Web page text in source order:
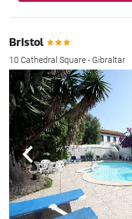
Bristol
10 Cathedral Square - Gibraltar
Previous